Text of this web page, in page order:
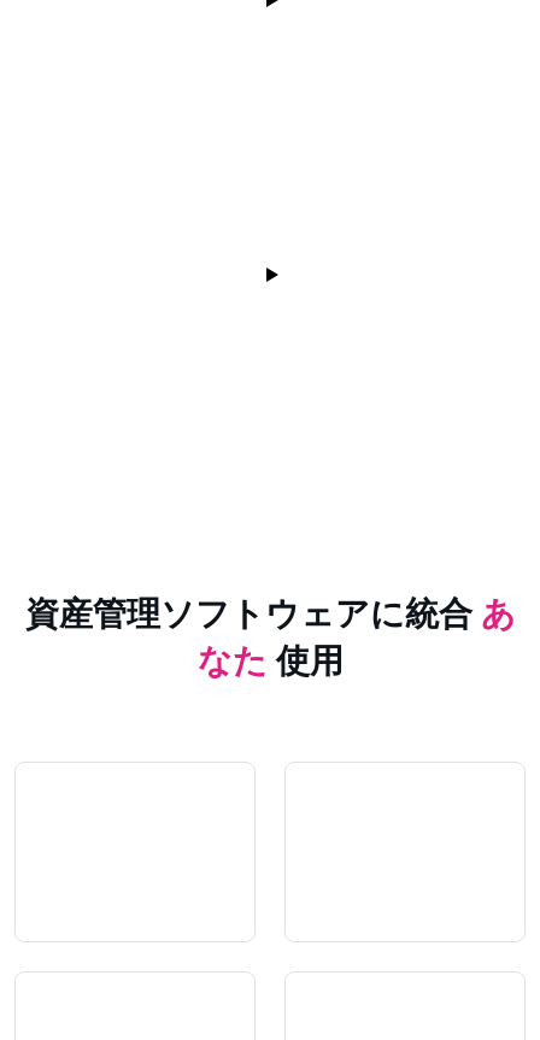
資産管理ソフトウェアに統合 あ
なた使用